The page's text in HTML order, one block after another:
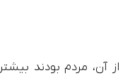
آن، مردم بودند بیشتر